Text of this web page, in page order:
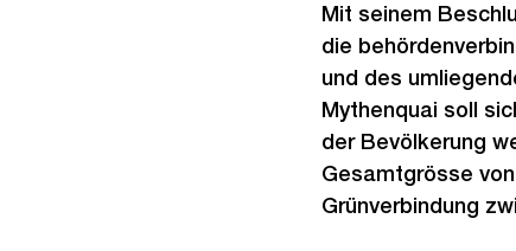
Mit seinem
die
und des
Mythenquai soll
der Bevölkerung
Gesamtgrösse
Grünverbindung